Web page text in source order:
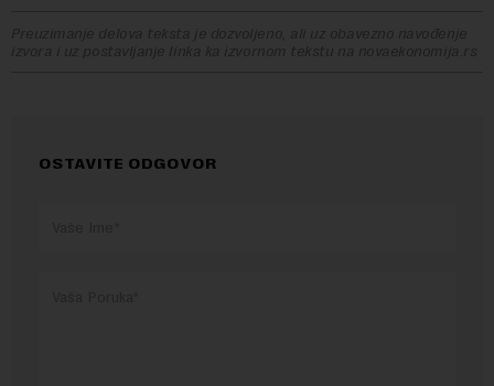
Preuzimanje delova teksta je dozvoljeno, ali uz obavezno navođenje
izvora i uz postavljanje linka ka izvornom tekstu na novaekonomija.rs
OSTAVITE ODGOVOR